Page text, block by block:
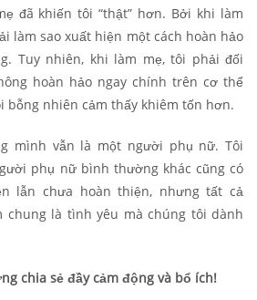
đã khiến tôi “thật” hơn. Bởi khi làm
làm sao xuất hiện một cách hoàn hảo
Tuy nhiên, khi làm mẹ, tôi phải đối
hoàn hảo ngay chính trên cơ thể
bỗng nhiên cảm thấy khiêm tốn hơn.
mình vẫn là một người phụ nữ. Tôi
phụ nữ bình thường khác cũng có
lẫn chưa hoàn thiện, nhưng tất cả
chung là tình yêu mà chúng tôi dành
chia sẻ đầy cảm động và bổ ích!